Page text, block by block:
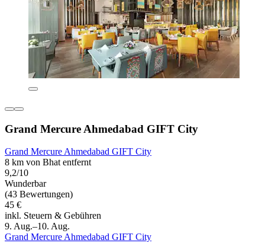
Grand Mercure Ahmedabad GIFT City
Grand Mercure Ahmedabad GIFT City
8 km von Bhat entfernt
9,2/10
Wunderbar
(43 Bewertungen)
45 €
inkl. Steuern & Gebühren
9. Aug.–10. Aug.
Grand Mercure Ahmedabad GIFT City